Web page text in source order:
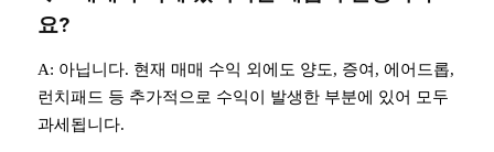
요?
A: 아닙니다. 현재 매매 수익 외에도 양도, 증여, 에어드롭,
런치패드 등 추가적으로 수익이 발생한 부분에 있어 모두
과세됩니다.